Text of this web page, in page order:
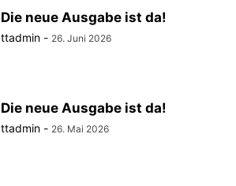
Die neue Ausgabe ist da!
ttadmin - 26. Juni 2026
Die neue Ausgabe ist da!
ttadmin - 26. Mai 2026